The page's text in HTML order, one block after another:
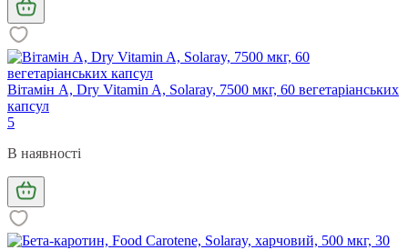
Вітамін А, Dry Vitamin A, Solaray, 7500 мкг, 60 вегетаріанських
капсул
5
В наявності